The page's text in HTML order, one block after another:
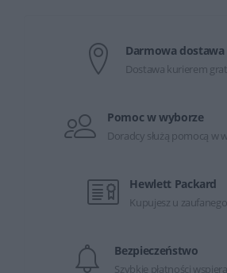
Darmowa dostawa
Dostawa kurierem
Pomoc w wyborze
Doradcy służą pomocą w
Hewlett Packard
Kupujesz u
Bezpieczeństwo
Szybkie płatności